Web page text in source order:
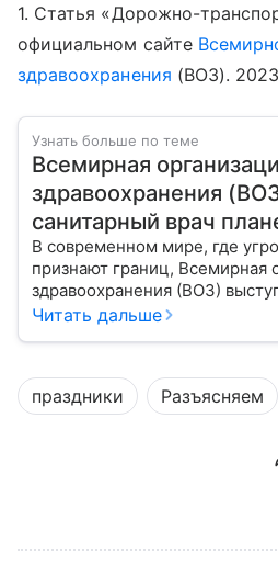
1. Статья «Дорожно-
официальном сайте
здравоохранения (ВОЗ).
Узнать больше по теме
Всемирная
здравоохранения
санитарный врач
В современном мире, где
признают границ, Всемирная
здравоохранения (ВОЗ)
координатором глобального
человека, работая над его
миллиардов людей. Как
центр», с какими вызовами он
Читать дальше
праздники Разъясняем